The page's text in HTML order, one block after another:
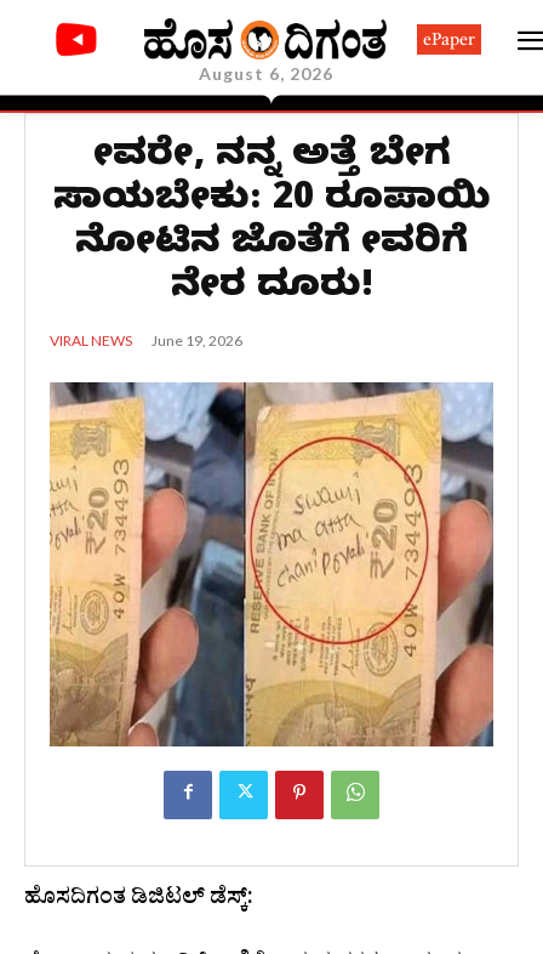
August 6, 2026
ePaper
ದೇವರೇ, ನನ್ನ ಅತ್ತೆ ಬೇಗ
ಸಾಯಬೇಕು: 20 ರೂಪಾಯಿ
ನೋಟಿನ ಜೊತೆಗೆ ದೇವರಿಗೆ
ನೇರ ದೂರು!
VIRAL NEWS June 19, 2026
ಹೊಸದಿಗಂತ ಡಿಜಿಟಲ್ ಡೆಸ್ಕ್: